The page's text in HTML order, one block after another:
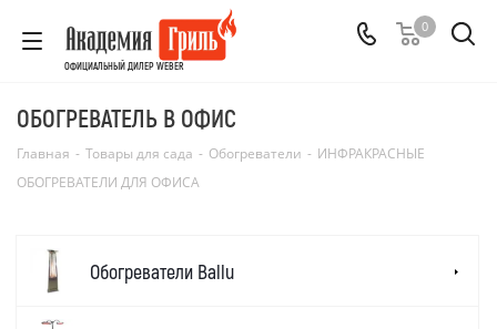
ОФИЦИАЛЬНЫЙ ДИЛЕР WEBER
0
ОБОГРЕВАТЕЛЬ В ОФИС
Главная - Товары для сада - Обогреватели - ИНФРАКРАСНЫЕ
ОБОГРЕВАТЕЛИ ДЛЯ ОФИСА
Обогреватели Ballu